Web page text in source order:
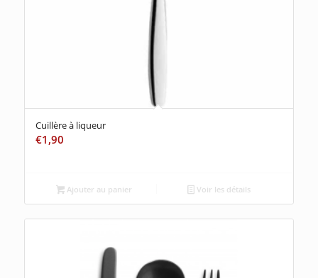
Cuillère à liqueur
€1,90
Ajouter au panier Voir les détails